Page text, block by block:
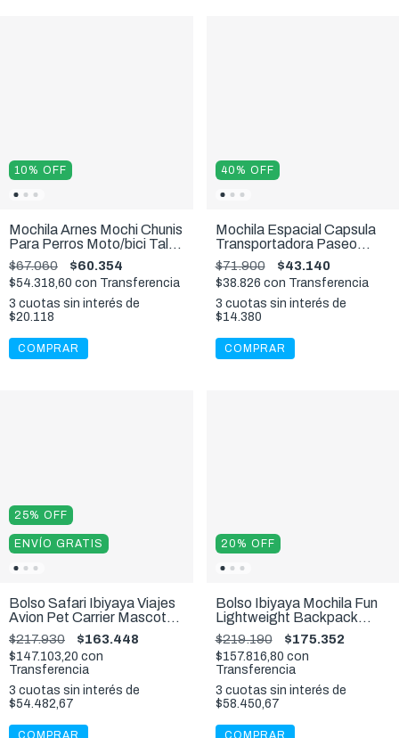
10% OFF
Mochila Arnes Mochi Chunis
Para Perros Moto/bici Talle
S
$67.060 $60.354
$54.318,60 con Transferencia
3 cuotas sin interés de
$20.118
COMPRAR
40% OFF
Mochila Espacial Capsula
Transportadora Paseo
Mascotas 6kg
$71.900 $43.140
$38.826 con Transferencia
3 cuotas sin interés de
$14.380
COMPRAR
25% OFF
ENVÍO GRATIS
Bolso Safari Ibiyaya Viajes
Avion Pet Carrier Mascota
6 kg
$217.930 $163.448
$147.103,20 con
Transferencia
3 cuotas sin interés de
$54.482,67
20% OFF
Bolso Ibiyaya Mochila Fun
Lightweight Backpack
Denim para Perros y Gatos
$219.190 $175.352
$157.816,80 con
Transferencia
3 cuotas sin interés de
$58.450,67